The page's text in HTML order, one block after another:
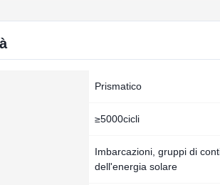
Prismatico
≥5000cicli
Imbarcazioni, gruppi di
dell'energia solare